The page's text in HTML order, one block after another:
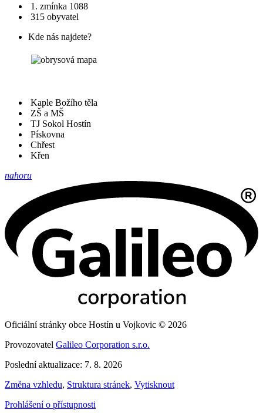
1. zmínka 1088
315 obyvatel
Kde nás najdete?
Kaple Božího těla
ZŠ a MŠ
TJ Sokol Hostín
Pískovna
Chřest
Křen
nahoru
Oficiální stránky obce Hostín u Vojkovic © 2026
Provozovatel Galileo Corporation s.r.o.
Poslední aktualizace: 7. 8. 2026
Změna vzhledu, Struktura stránek, Vytisknout
Prohlášení o přístupnosti